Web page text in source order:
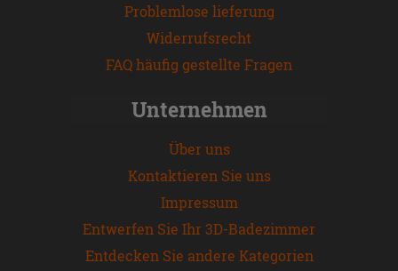
Problemlose lieferung
Widerrufsrecht
FAQ häufig gestellte Fragen
Unternehmen
Über uns
Kontaktieren Sie uns
Impressum
Entwerfen Sie Ihr 3D-Badezimmer
Entdecken Sie andere Kategorien